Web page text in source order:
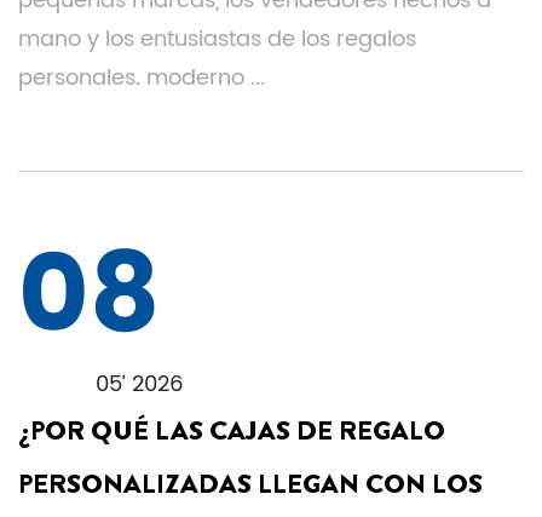
mano y los entusiastas de los regalos
personales. moderno ...
08
05’ 2026
¿POR QUÉ LAS CAJAS DE REGALO
PERSONALIZADAS LLEGAN CON LOS